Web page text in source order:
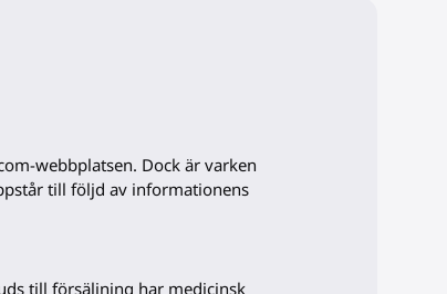
webbplatsen. Dock är varken
till följd av informationens
till försäljning har medicinsk